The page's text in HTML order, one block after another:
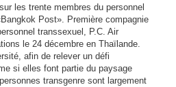
les trente membres du personnel
Post». Première compagnie
transsexuel, P.C. Air
le 24 décembre en Thaïlande.
afin de relever un défi
si elles font partie du paysage
transgenre sont largement